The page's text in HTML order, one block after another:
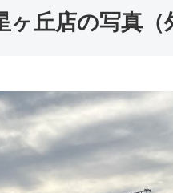
丘店の写真（